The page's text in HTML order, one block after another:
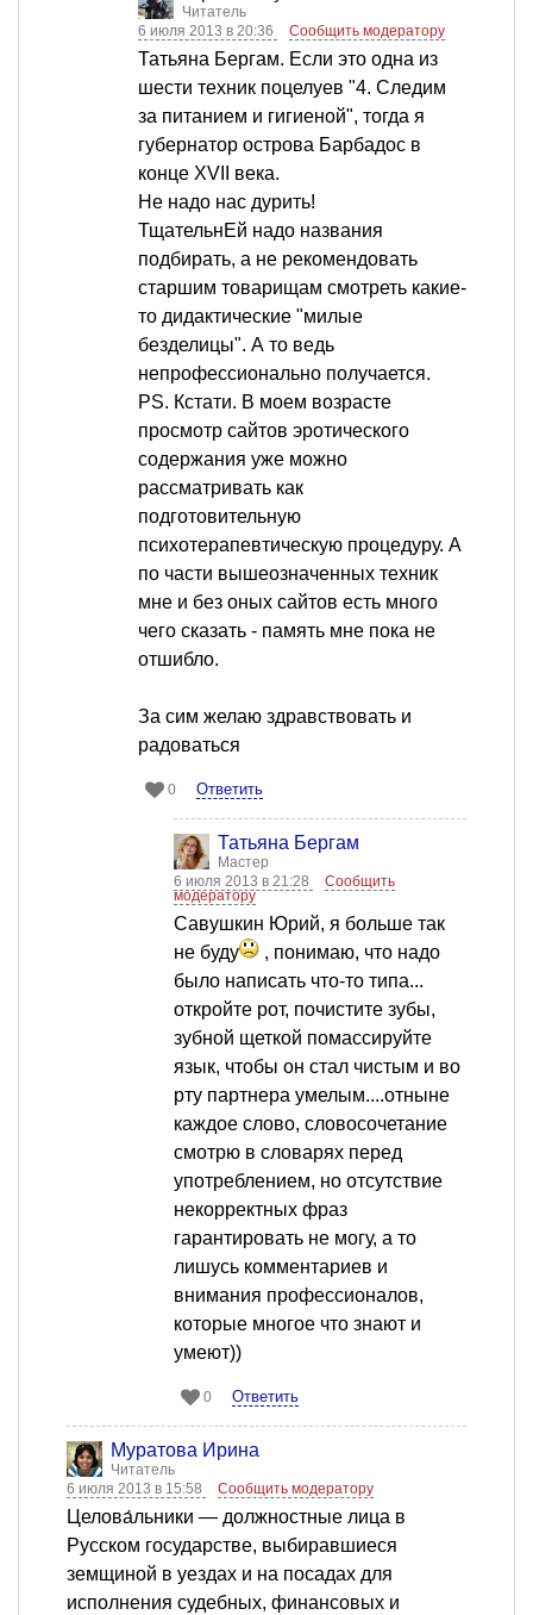
Читатель
6 июля 2013 в 20:36
Сообщить модератору
Татьяна Бергам. Если это одна из
шести техник поцелуев "4. Следим
за питанием и гигиеной", тогда я
губернатор острова Барбадос в
конце XVII века.
Не надо нас дурить!
ТщательнЕй надо названия
подбирать, а не рекомендовать
старшим товарищам смотреть какие-
то дидактические "милые
безделицы". А то ведь
непрофессионально получается.
PS. Кстати. В моем возрасте
просмотр сайтов эротического
содержания уже можно
рассматривать как
подготовительную
психотерапевтическую процедуру. А
по части вышеозначенных техник
мне и без оных сайтов есть много
чего сказать - память мне пока не
отшибло.
За сим желаю здравствовать и
радоваться
0 Ответить
Татьяна Бергам
Мастер
6 июля 2013 в 21:28
Сообщить
модератору
Савушкин Юрий, я больше так
не буду
, понимаю, что надо
было написать что-то типа...
откройте рот, почистите зубы,
зубной щеткой помассируйте
язык, чтобы он стал чистым и во
рту партнера умелым....отныне
каждое слово, словосочетание
смотрю в словарях перед
употреблением, но отсутствие
некорректных фраз
гарантировать не могу, а то
лишусь комментариев и
внимания профессионалов,
которые многое что знают и
умеют))
0 Ответить
Муратова Ирина
Читатель
6 июля 2013 в 15:58
Сообщить модератору
Целова́льники — должностные лица в
Русском государстве, выбиравшиеся
земщиной в уездах и на посадах для
исполнения судебных, финансовых и